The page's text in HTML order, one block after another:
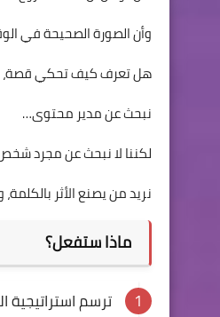
وأن الصورة الصحيحة في
هل تعرف كيف تحكي قصة،
نبحث عن مدير محتوى…
لكننا لا نبحث عن مجرد
نريد من يصنع الأثر
ماذا ستفعل؟
ترسم